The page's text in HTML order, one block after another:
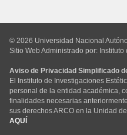
© 2026 Universidad Nacional
Sitio Web Administrado por: Instituto
Aviso de Privacidad Simplificado
El Instituto de Investigaciones
personal de la entidad académica,
finalidades necesarias
sus derechos ARCO en la Unidad
AQUÍ